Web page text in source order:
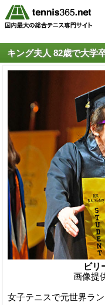
キング夫人 82歳で大学
ビリ
画像提
女子テニスで元世界ラ